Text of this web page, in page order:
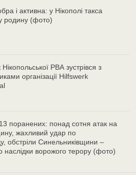
і активна: у Нікополі такса
родину (фото)
РВА зустрівся з
організації Hilfswerk
поранених: понад сотня атак на
жахливий удар по
обстріли Синельниківщини –
наслідки ворожого терору (фото)